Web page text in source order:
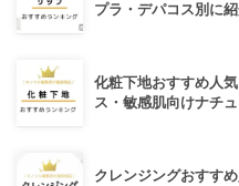
プラ・デパコス別に紹
化粧下地おすすめ人
ス・敏感肌向けナチ
クレンジングおすす